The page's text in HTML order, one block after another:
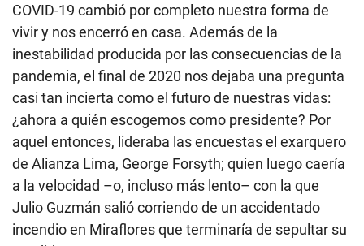
COVID-19 cambió por completo nuestra forma de
vivir y nos encerró en casa. Además de la
inestabilidad producida por las consecuencias de la
pandemia, el final de 2020 nos dejaba una pregunta
casi tan incierta como el futuro de nuestras vidas:
¿ahora a quién escogemos como presidente? Por
aquel entonces, lideraba las encuestas el exarquero
de Alianza Lima, George Forsyth; quien luego caería
a la velocidad –o, incluso más lento– con la que
Julio Guzmán salió corriendo de un accidentado
incendio en Miraflores que terminaría de sepultar su